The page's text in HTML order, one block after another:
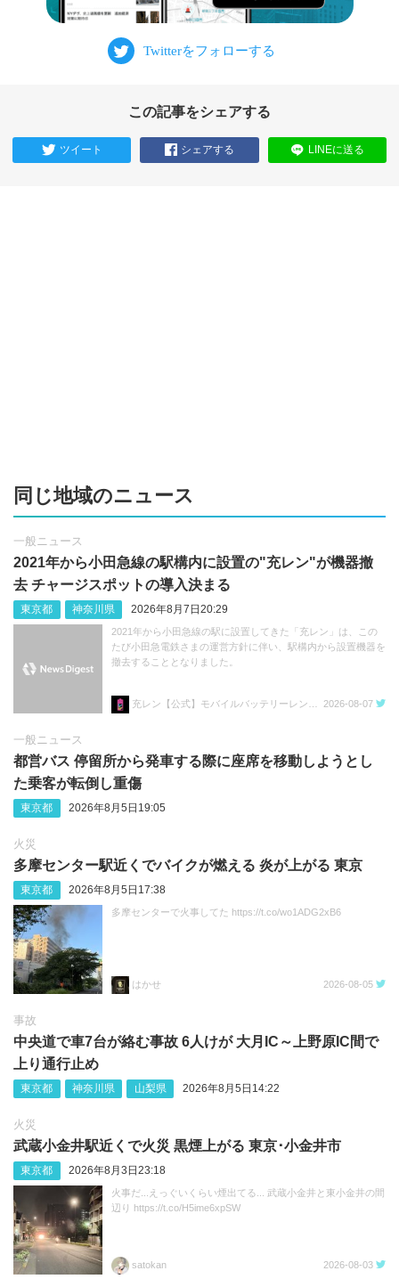
この記事をシェアする
ツイート シェアする LINEに送る
同じ地域のニュース
一般ニュース
2021年から小田急線の駅構内に設置の"充レン"が機器撤
去 チャージスポットの導入決まる
東京都 神奈川県 2026年8月7日20:29
2021年から小田急線の駅に設置してきた「充レン」は、この
たび小田急電鉄さまの運営方針に伴い、駅構内から設置機器を
撤去することとなりました。
2026-08-07
一般ニュース
都営バス 停留所から発車する際に座席を移動しようとし
た乗客が転倒し重傷
東京都 2026年8月5日19:05
火災
多摩センター駅近くでバイクが燃える 炎が上がる 東京
東京都 2026年8月5日17:38
多摩センターで火事してた https://t.co/wo1ADG2xB6
はかせ 2026-08-05
事故
中央道で車7台が絡む事故 6人けが 大月IC～上野原IC間で
上り通行止め
東京都 神奈川県 山梨県 2026年8月5日14:22
火災
武蔵小金井駅近くで火災 黒煙上がる 東京･小金井市
東京都 2026年8月3日23:18
火事だ...えっぐいくらい煙出てる... 武蔵小金井と東小金井の間
辺り https://t.co/H5ime6xpSW
satokan 2026-08-03